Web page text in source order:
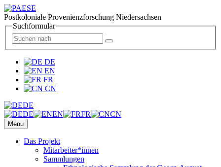
Postkoloniale Provenienzforschung Niedersachsen
Suchformular
DE
EN
FR
CN
DE
DE
EN FR CN
Menu
Das Projekt
Mitarbeiter*innen
Sammlungen